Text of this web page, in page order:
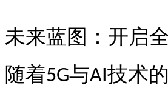
未来蓝图：开启
随着5G与AI技术